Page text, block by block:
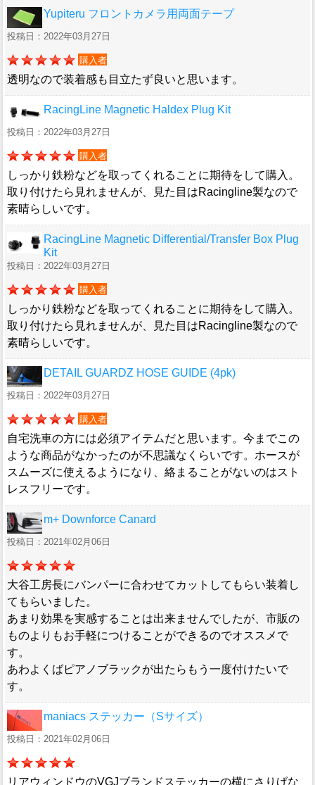
Yupiteru フロントカメラ用両面テープ
投稿日：2022年03月27日
購入者
透明なので装着感も目立たず良いと思います。
RacingLine Magnetic Haldex Plug Kit
投稿日：2022年03月27日
購入者
しっかり鉄粉などを取ってくれることに期待をして購入。
取り付けたら見れませんが、見た目はRacingline製なので
素晴らしいです。
RacingLine Magnetic Differential/Transfer Box Plug
Kit
投稿日：2022年03月27日
購入者
しっかり鉄粉などを取ってくれることに期待をして購入。
取り付けたら見れませんが、見た目はRacingline製なので
素晴らしいです。
DETAIL GUARDZ HOSE GUIDE (4pk)
投稿日：2022年03月27日
購入者
自宅洗車の方には必須アイテムだと思います。今までこの
ような商品がなかったのが不思議なくらいです。ホースが
スムーズに使えるようになり、絡まることがないのはスト
レスフリーです。
m+ Downforce Canard
投稿日：2021年02月06日
大谷工房長にバンパーに合わせてカットしてもらい装着し
てもらいました。
あまり効果を実感することは出来ませんでしたが、市販の
ものよりもお手軽につけることができるのでオススメで
す。
あわよくばピアノブラックが出たらもう一度付けたいで
す。
maniacs ステッカー（Sサイズ）
投稿日：2021年02月06日
リアウィンドウのVGJブランドステッカーの横にさりげな